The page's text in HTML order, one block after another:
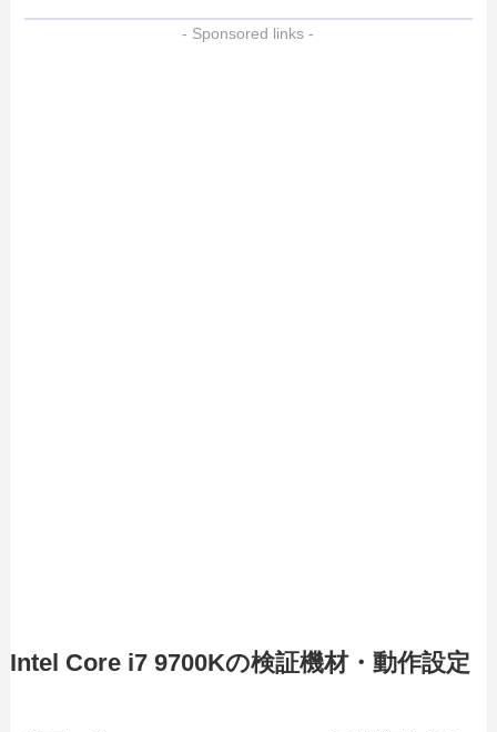
- Sponsored links -
Intel Core i7 9700Kの検証機材・動作設定